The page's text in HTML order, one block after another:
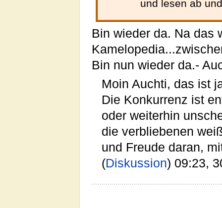
und lesen ab
Bin wieder da. Na das
Bin nun wieder da.-
Moin Auchti, das ist
Die Konkurrenz ist
oder weiterhin
die verbliebenen
und Freude daran,
(Diskussion) 09:23,